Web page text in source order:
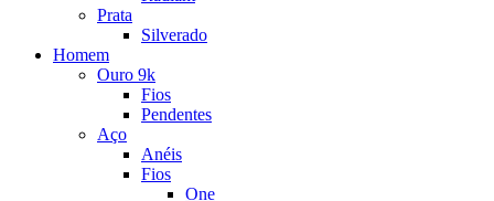
Prata
Silverado
Homem
Ouro 9k
Fios
Pendentes
Aço
Anéis
Fios
One